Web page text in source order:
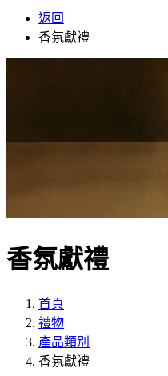
返回
香氛獻禮
香氛獻禮
首頁
禮物
產品類別
香氛獻禮